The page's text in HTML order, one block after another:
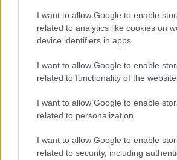
I want to allow Google to enable
related to analytics like cookies on
device identifiers in apps.
I want to allow Google to enable
related to functionality of the website
I want to allow Google to enable
related to personalization.
I want to allow Google to enable
related to security, including